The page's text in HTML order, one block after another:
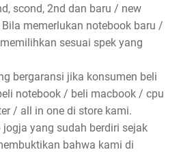
scond, 2nd dan baru / new
memerlukan notebook baru /
sesuai spek yang
bergaransi jika konsumen beli
notebook / beli macbook / cpu
/ all in one di store kami.
yang sudah berdiri sejak
bahwa kami di